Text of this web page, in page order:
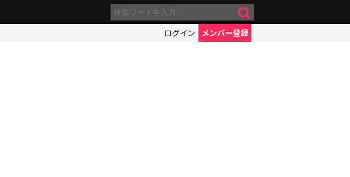
ログイン メンバー登録